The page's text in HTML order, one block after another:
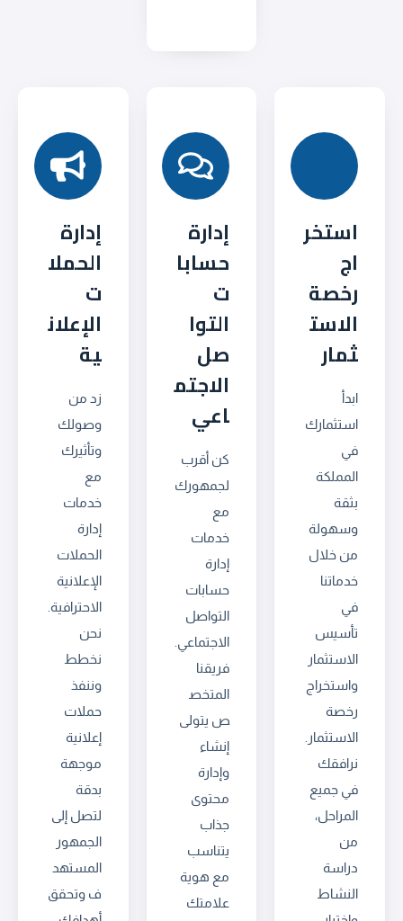
استخر
اج
رخصة
الاست
ثمار
ابدأ
استثمارك
في
المملكة
بثقة
وسهولة
من خلال
خدماتنا
في
تأسيس
الاستثمار
واستخراج
رخصة
الاستثمار.
نرافقك
في جميع
المراحل،
من
دراسة
النشاط
إدارة
حسابا
ت
التوا
صل
الاجتم
اعي
كن أقرب
لجمهورك
مع
خدمات
إدارة
حسابات
التواصل
الاجتماعي.
فريقنا
المتخص
ص يتولى
إنشاء
وإدارة
محتوى
جذاب
يتناسب
مع هوية
علامتك
إدارة
الحملا
ت
الإعلان
ية
زد من
وصولك
وتأثيرك
مع
خدمات
إدارة
الحملات
الإعلانية
الاحترافية.
نحن
نخطط
وننفذ
حملات
إعلانية
موجهة
بدقة
لتصل إلى
الجمهور
المستهد
ف وتحقق